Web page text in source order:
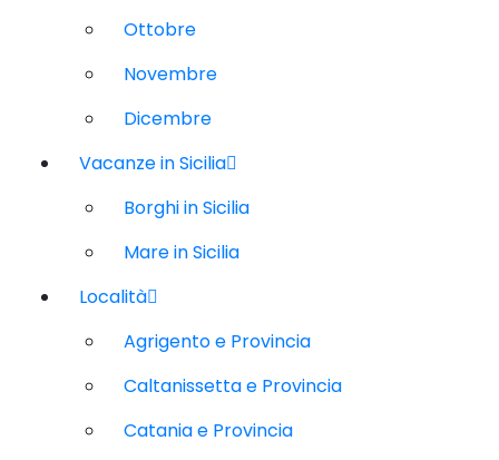
Ottobre
Novembre
Dicembre
Vacanze in Sicilia
Borghi in Sicilia
Mare in Sicilia
Località
Agrigento e Provincia
Caltanissetta e Provincia
Catania e Provincia